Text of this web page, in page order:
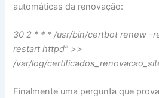
automáticas da renovação:
30 2 * * * /usr/bin/certbot renew
restart httpd” >>
/var/log/
Finalmente uma pergunta que